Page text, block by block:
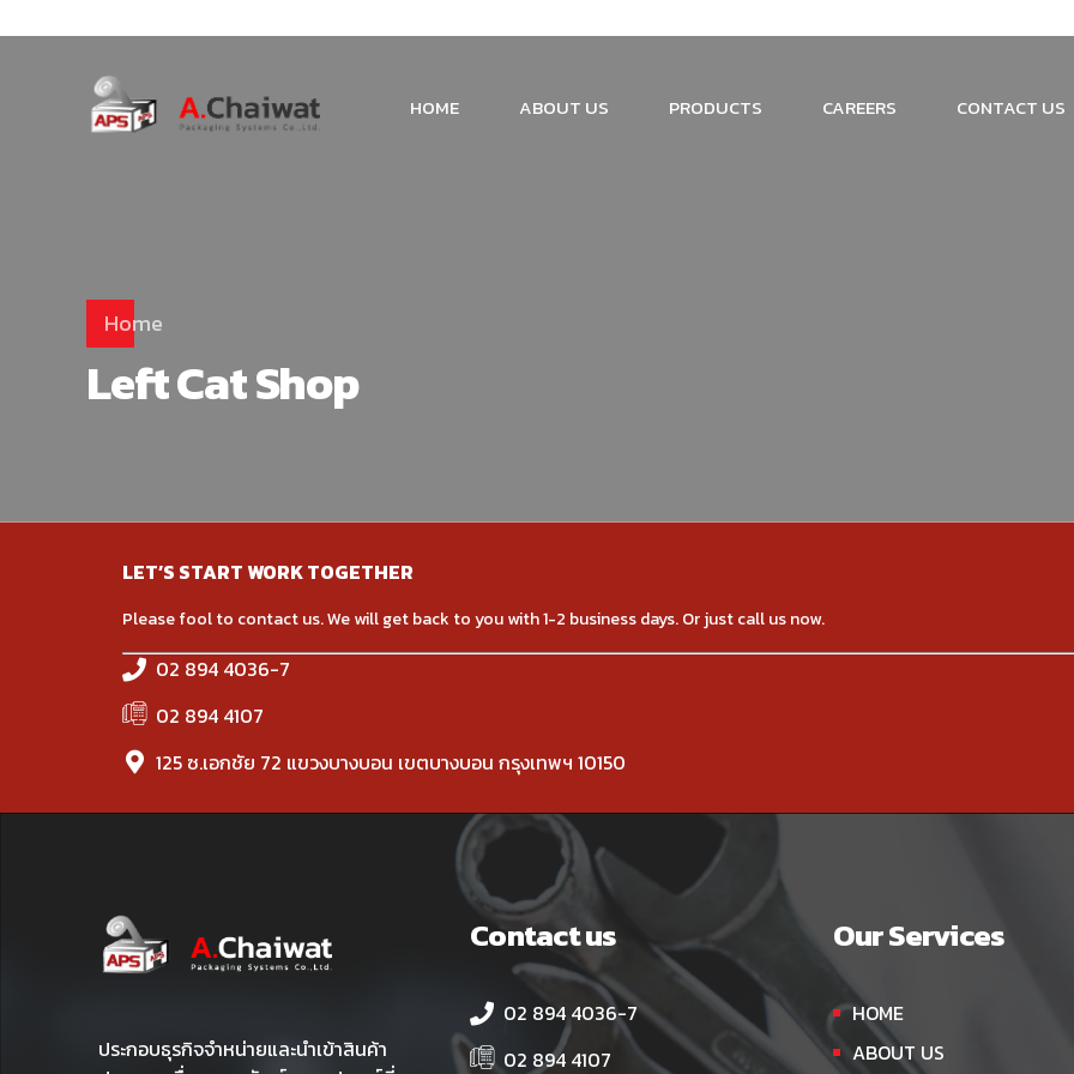
HOME ABOUT US PRODUCTS CAREERS CONTACT US
Home
Left Cat Shop
LET’S START WORK TOGETHER
Please fool to contact us. We will get back to you with 1-2 business days. Or just call us now.
02 894 4036-7
02 894 4107
125 ซ.เอกชัย 72 แขวงบางบอน เขตบางบอน กรุงเทพฯ 10150
ประกอบธุรกิจจำหน่ายและนำเข้าสินค้า
Contact us
02 894 4036-7
02 894 4107
Our Services
HOME
ABOUT US